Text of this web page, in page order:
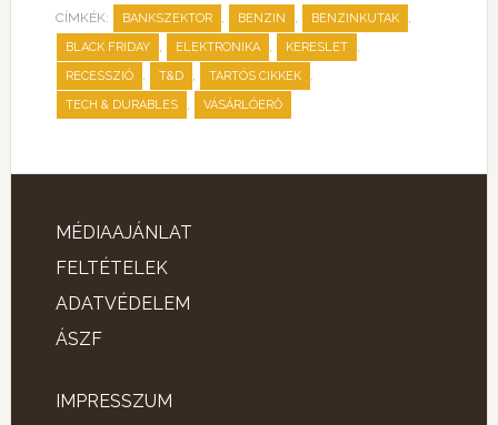
CÍMKÉK: BANKSZEKTOR , BENZIN , BENZINKUTAK ,
BLACK FRIDAY , ELEKTRONIKA , KERESLET ,
RECESSZIÓ , T&D , TARTÓS CIKKEK ,
TECH & DURABLES , VÁSÁRLÓERŐ
MÉDIAAJÁNLAT
FELTÉTELEK
ADATVÉDELEM
ÁSZF
IMPRESSZUM